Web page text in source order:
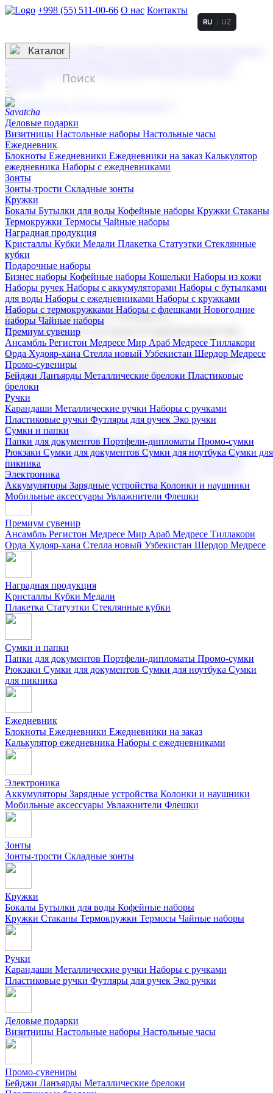
+998 (55) 511-00-66 О нас Контакты
3D гравировка
смолой (Doming)
гравировка твердая
тиснение
RU UZ
☰
Контакты
Каталог
Деловые подарки
Визитницы Настольные наборы Настольные часы
Ежедневник
Блокноты Ежедневники Ежедневники на заказ Калькулятор
ежедневника Наборы с ежедневниками
Зонты
Зонты-трости Складные зонты
Кружки
Бокалы Бутылки для воды Кофейные наборы Кружки Стаканы
Термокружки Термосы Чайные наборы
Наградная продукция
Kристаллы Кубки Медали Плакетка Статуэтки Стеклянные
кубки
Подарочные наборы
Бизнес наборы Кофейные наборы Кошельки Наборы из кожи
Наборы ручек Наборы с аккумуляторами Наборы с бутылками
для воды Наборы с ежедневниками Наборы с кружками
Наборы с термокружками Наборы с флешками Новогодние
наборы Чайные наборы
Премиум сувенир
Ансамбль Регистон Медресе Мир Араб Медресе Тиллакори
Орда Худояр-хана Стелла новый Узбекистан Шердор Медресе
Промо-сувениры
Бейджи Ланъярды Металлические брелоки Пластиковые
брелоки
Ручки
Карандаши Металлические ручки Наборы с ручками
Пластиковые ручки Футляры для ручек Эко ручки
Сумки и папки
Папки для документов Портфели-дипломаты Промо-сумки
Рюкзаки Сумки для документов Сумки для ноутбука Сумки для
пикника
Электроника
Аккумуляторы Зарядные устройства Колонки и наушники
Мобильные аксессуары Увлажнители Флешки
Корпоративные подарки
Поставка со склада и производство
Мы предлагаем широкий выбор корпоративных подарков и
сувениров с логотипом. В нашем каталоге вы найдете
продукцию для бизнеса, мероприятия и клиентов.
Подарочные наборы
Бизнес наборыКофейные наборы Кошельки
Наборы из кожиНаборы ручекНаборы с аккумуляторами
Наборы с бутылками для воды
Наборы с ежедневниками
Наборы с кружками
флешкамиНовогодние наборыЧайные наборы
Премиум сувенир
Ансамбль Регистон Медресе Мир Араб Медресе Тиллакори
Орда Худояр-хана Стелла новый Узбекистан Шердор Медресе
Наградная продукция
Kристаллы Кубки Медали
Плакетка Статуэтки Стеклянные кубки
Сумки и папки
Папки для документов Портфели-дипломаты Промо-сумки
Рюкзаки Сумки для документов Сумки для ноутбука Сумки
для пикника
Ежедневник
Блокноты Ежедневники Ежедневники на заказ
Калькулятор ежедневника Наборы с ежедневниками
Электроника
Аккумуляторы Зарядные устройства Колонки и наушники
Мобильные аксессуары Увлажнители Флешки
Зонты
Зонты-трости Складные зонты
Кружки
Бокалы Бутылки для воды Кофейные наборы
Кружки Стаканы Термокружки Термосы Чайные наборы
Ручки
Карандаши Металлические ручки Наборы с ручками
Пластиковые ручки Футляры для ручек Эко ручки
Деловые подарки
Визитницы Настольные наборы Настольные часы
Промо-сувениры
Бейджи Ланъярды Металлические брелоки